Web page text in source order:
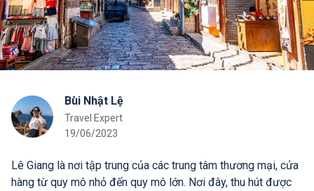
Bùi Nhật Lệ
Travel Expert
19/06/2023
Lê Giang là nơi tập trung của các trung tâm thương mại, cửa
hàng từ quy mô nhỏ đến quy mô lớn. Nơi đây, thu hút được